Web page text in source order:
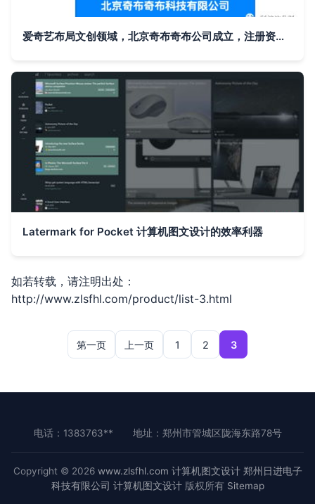
爱奇艺布局文创领域，北京奇布奇布公司成立，注册资本100万元聚焦计算机图文设计
Latermark for Pocket 计算机图文设计的效率利器
如若转载，请注明出处：
http://www.zlsfhl.com/product/list-3.html
第一页 上一页 1 2 3
电话：1383763** 地址：郑州市管城区陇海东路78号
Copyright © 2026 www.zlsfhl.com 计算机图文设计 郑州日进电子
科技有限公司 计算机图文设计版权所有 Sitemap